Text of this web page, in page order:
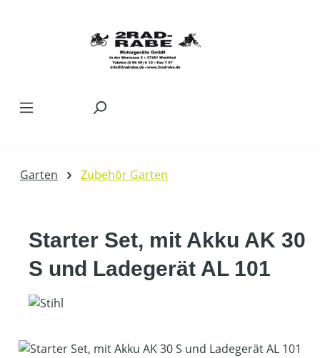
Garten Zubehör Garten
Starter Set, mit Akku AK 30
S und Ladegerät AL 101
Bildergalerie überspringen